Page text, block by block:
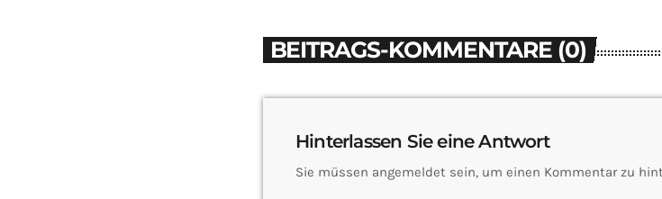
BEITRAGS-KOMMENTARE (0)
Hinterlassen Sie eine Antwort
Sie müssen angemeldet sein, um einen Kommentar zu